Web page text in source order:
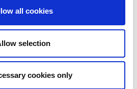
all cookies
selection
cookies only
din egen lägerkår och
etusivulle